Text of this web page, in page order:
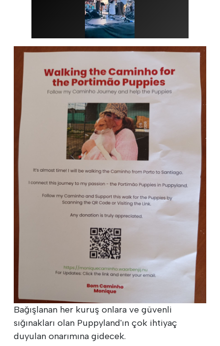
Bağışlanan her kuruş onlara ve güvenli
sığınakları olan Puppyland'ın çok ihtiyaç
duyulan onarımına gidecek.